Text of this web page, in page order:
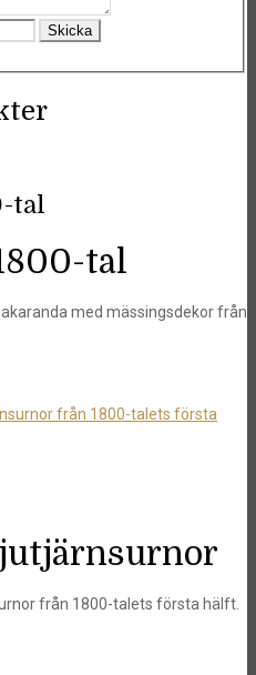
tal
tal
med mässingsdekor från
från 1800-talets första hälft.